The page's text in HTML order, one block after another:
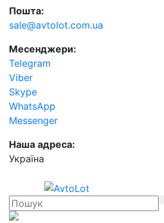
Пошта:
sale@avtolot.com.ua
Месенджери:
Telegram
Viber
Skype
WhatsApp
Messenger
Наша адреса:
Українa